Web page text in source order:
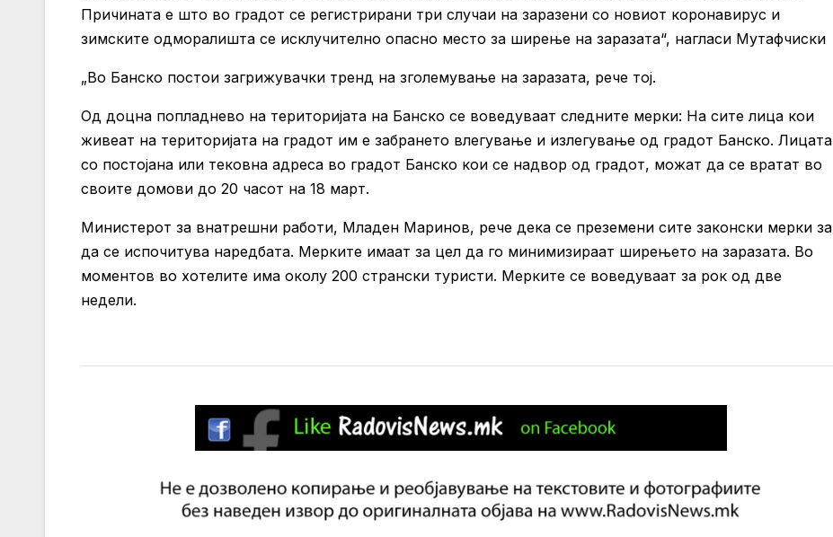
Причината е што во градот се регистрирани три случаи на заразени со новиот коронавирус и
зимските одморалишта се исклучително опасно место за ширење на заразата“, нагласи Мутафчиски
„Во Банско постои загрижувачки тренд на зголемување на заразата, рече тој.
Од доцна попладнево на територијата на Банско се воведуваат следните мерки: На сите лица кои
живеат на територијата на градот им е забрането влегување и излегување од градот Банско. Лицата
со постојана или тековна адреса во градот Банско кои се надвор од градот, можат да се вратат во
своите домови до 20 часот на 18 март.
Министерот за внатрешни работи, Младен Маринов, рече дека се преземени сите законски мерки за
да се испочитува наредбата. Мерките имаат за цел да го минимизираат ширењето на заразата. Во
моментов во хотелите има околу 200 странски туристи. Мерките се воведуваат за рок од две
недели.